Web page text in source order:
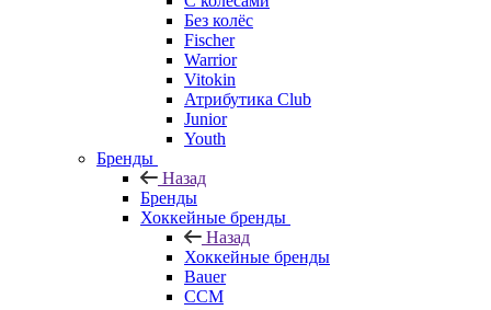
Без колёс
Fischer
Warrior
Vitokin
Атрибутика Club
Junior
Youth
Бренды
Назад
Бренды
Хоккейные бренды
Назад
Хоккейные бренды
Bauer
CCM